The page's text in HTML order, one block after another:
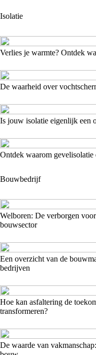
Isolatie
Verlies je warmte? Ontdek
De waarheid over
Is jouw isolatie eigenlijk een
Ontdek waarom
Bouwbedrijf
Welboren: De verborgen
bouwsector
Een overzicht van de
bedrijven
Hoe kan asfaltering de
transformeren?
De waarde van